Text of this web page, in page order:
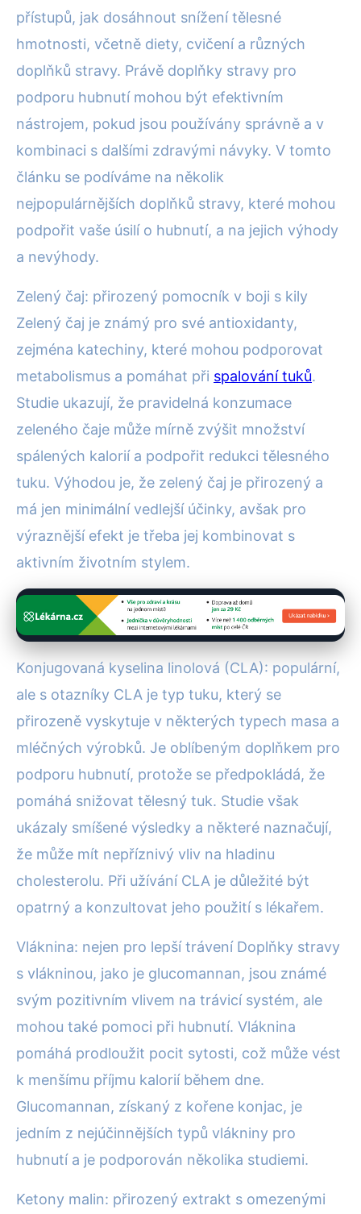
přístupů, jak dosáhnout snížení tělesné
hmotnosti, včetně diety, cvičení a různých
doplňků stravy. Právě doplňky stravy pro
podporu hubnutí mohou být efektivním
nástrojem, pokud jsou používány správně a v
kombinaci s dalšími zdravými návyky. V tomto
článku se podíváme na několik
nejpopulárnějších doplňků stravy, které mohou
podpořit vaše úsilí o hubnutí, a na jejich výhody
a nevýhody.
Zelený čaj: přirozený pomocník v boji s kily
Zelený čaj je známý pro své antioxidanty,
zejména katechiny, které mohou podporovat
metabolismus a pomáhat při spalování tuků.
Studie ukazují, že pravidelná konzumace
zeleného čaje může mírně zvýšit množství
spálených kalorií a podpořit redukci tělesného
tuku. Výhodou je, že zelený čaj je přirozený a
má jen minimální vedlejší účinky, avšak pro
výraznější efekt je třeba jej kombinovat s
aktivním životním stylem.
Konjugovaná kyselina linolová (CLA): populární,
ale s otazníky CLA je typ tuku, který se
přirozeně vyskytuje v některých typech masa a
mléčných výrobků. Je oblíbeným doplňkem pro
podporu hubnutí, protože se předpokládá, že
pomáhá snižovat tělesný tuk. Studie však
ukázaly smíšené výsledky a některé naznačují,
že může mít nepříznivý vliv na hladinu
cholesterolu. Při užívání CLA je důležité být
opatrný a konzultovat jeho použití s lékařem.
Vláknina: nejen pro lepší trávení Doplňky stravy
s vlákninou, jako je glucomannan, jsou známé
svým pozitivním vlivem na trávicí systém, ale
mohou také pomoci při hubnutí. Vláknina
pomáhá prodloužit pocit sytosti, což může vést
k menšímu příjmu kalorií během dne.
Glucomannan, získaný z kořene konjac, je
jedním z nejúčinnějších typů vlákniny pro
hubnutí a je podporován několika studiemi.
Ketony malin: přirozený extrakt s omezenými